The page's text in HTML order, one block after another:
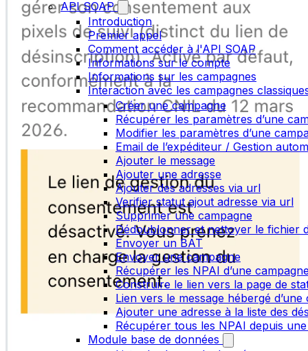
API SOAP
Introduction
Premier appel
Comment accéder à l'API SOAP
Informations sur le compte
Informations sur les campagnes
Interaction avec les campagnes
Créer une campagne
Récupérer les paramètres d’une
Modifier les paramètres d’une
Email de l’expéditeur / Gestion
Ajouter le message
Ajouter une adresse
Ajouter des adresses via url
Verifier statut ajout adresse via url
Supprimer une campagne
Dédoublonner et nettoyer le fichier
Envoyer un BAT
Envoyer une campagne
Récupérer les NPAI d’une
Construire le lien vers la page de
Lien vers le message hébergé d’une
Ajouter une adresse à la liste des
Récupérer tous les NPAI depuis
Module base de données